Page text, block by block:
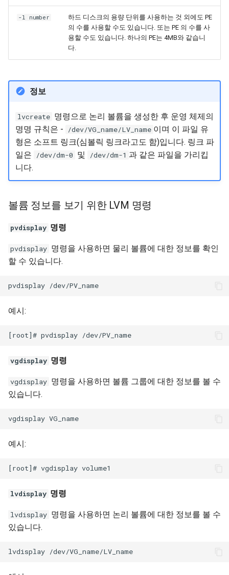
-l number
하드 디스크의 용량 단위를 사용하는 것 외에도 PE
의 수를 사용할 수도 있습니다. 또는 PE 의 수를 사
용할 수도 있습니다. 하나의 PE는 4MB와 같습니
다.
정보
lvcreate 명령으로 논리 볼륨을 생성한 후 운영 체제의
명명 규칙은 -
/dev/VG_name/LV_name 이며 이 파일 유
형은 소프트 링크(심볼릭 링크라고도 함)입니다. 링크 파
일은
/dev/dm-0 및 /dev/dm-1 과 같은 파일을 가리킵
니다.
볼륨 정보를 보기 위한 LVM 명령
pvdisplay 명령
pvdisplay 명령을 사용하면 물리 볼륨에 대한 정보를 확인
할 수 있습니다.
예시:
vgdisplay 명령
vgdisplay 명령을 사용하면 볼륨 그룹에 대한 정보를 볼 수
있습니다.
예시:
lvdisplay 명령
lvdisplay 명령을 사용하면 논리 볼륨에 대한 정보를 볼 수
있습니다.